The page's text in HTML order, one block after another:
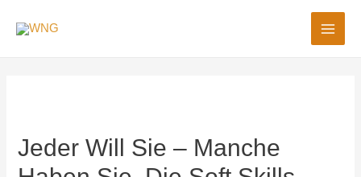
Jeder Will Sie – Manche